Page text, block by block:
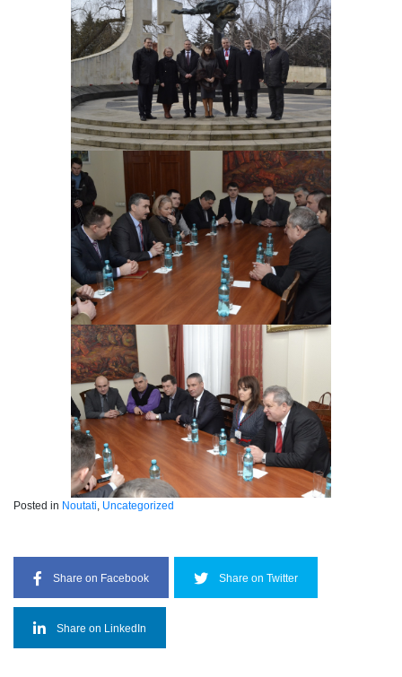
Posted in Noutati, Uncategorized
Share on Facebook Share on Twitter
Share on LinkedIn